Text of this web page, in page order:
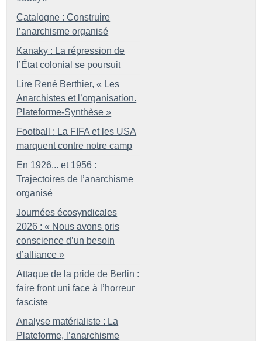
Catalogne : Construire
l’anarchisme organisé
Kanaky : La répression de
l’État colonial se poursuit
Lire René Berthier, « Les
Anarchistes et l’organisation.
Plateforme-Synthèse »
Football : La FIFA et les USA
marquent contre notre camp
En 1926... et 1956 :
Trajectoires de l’anarchisme
organisé
Journées écosyndicales
2026 : « Nous avons pris
conscience d’un besoin
d’alliance »
Attaque de la pride de Berlin :
faire front uni face à l’horreur
fasciste
Analyse matérialiste : La
Plateforme, l’anarchisme